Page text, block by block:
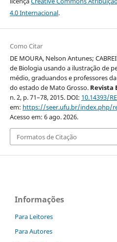
4.0 Internacional.
Como Citar
DE MOURA, Nelson Antunes;
de Biologia usando a ilustração de
médio, graduandos e professores
do estado de Mato Grosso. Revista
n. 2, p. 71–78, 2015. DOI: 10.14393/
em: https://seer.ufu.br/index.php/
Acesso em: 6 ago. 2026.
Formatos de Citação
Informações
Para Leitores
Para Autores